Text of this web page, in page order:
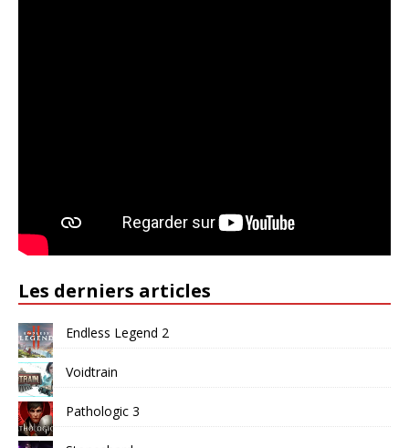
Les derniers articles
Endless Legend 2
Voidtrain
Pathologic 3